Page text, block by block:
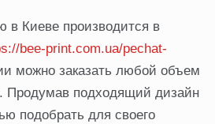
в Киеве производится в
bee-print.com.ua/pechat-
можно заказать любой объем
Продумав подходящий дизайн
подобрать для своего